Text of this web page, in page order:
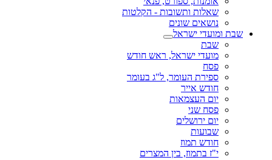
שאלות ותשובות - הקלטות
נושאים שונים
שבת ומועדי ישראל
שבת
מועדי ישראל, ראש חודש
פסח
ספירת העומר, ל"ג בעומר
חודש אייר
יום העצמאות
פסח שני
יום ירושלים
שבועות
חודש תמוז
י"ז בתמוז, בין המצרים